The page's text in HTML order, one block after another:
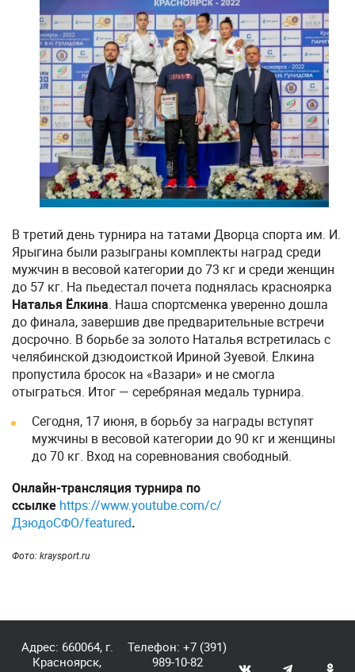
В третий день турнира на татами Дворца спорта им. И.
Ярыгина были разыграны комплекты наград среди
мужчин в весовой категории до 73 кг и среди женщин
до 57 кг. На пьедестал почета поднялась красноярка
Наталья Ёлкина. Наша спортсменка уверенно дошла
до финала, завершив две предварительные встречи
досрочно. В борьбе за золото Наталья встретилась с
челябинской дзюдоисткой Ириной Зуевой. Ёлкина
пропустила бросок на «Вазари» и не смогла
отыграться. Итог — серебряная медаль турнира.
Сегодня, 17 июня, в борьбу за награды вступят
мужчины в весовой категории до 90 кг и женщины
до 70 кг. Вход на соревнования свободный.
Онлайн-трансляция турнира по
ссылке https://www.youtube.com/c/
ДзюдоСФО/featured.
Фото: kraysport.ru
Адрес: 660064, г.
Красноярск,
Телефон:+7 (391)
989-10-82